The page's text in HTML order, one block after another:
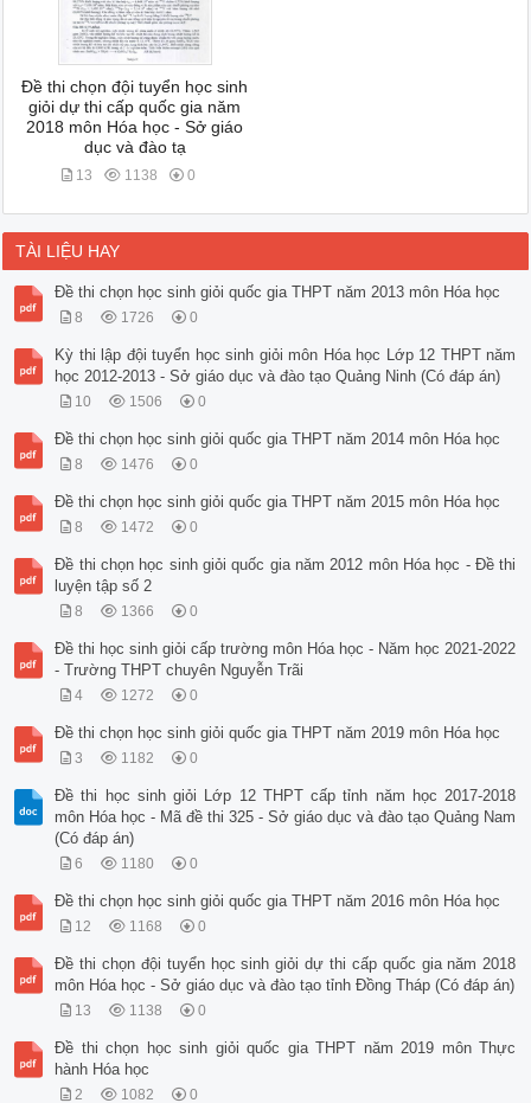
Đề thi chọn đội tuyển học sinh
giỏi dự thi cấp quốc gia năm
2018 môn Hóa học - Sở giáo
dục và đào tạ
13 1138 0
TÀI LIỆU HAY
Đề thi chọn học sinh giỏi quốc gia THPT năm 2013 môn Hóa học
8 1726 0
Kỳ thi lập đội tuyển học sinh giỏi môn Hóa học Lớp 12 THPT năm
học 2012-2013 - Sở giáo dục và đào tạo Quảng Ninh (Có đáp án)
10 1506 0
Đề thi chọn học sinh giỏi quốc gia THPT năm 2014 môn Hóa học
8 1476 0
Đề thi chọn học sinh giỏi quốc gia THPT năm 2015 môn Hóa học
8 1472 0
Đề thi chọn học sinh giỏi quốc gia năm 2012 môn Hóa học - Đề thi
luyện tập số 2
8 1366 0
Đề thi học sinh giỏi cấp trường môn Hóa học - Năm học 2021-2022
- Trường THPT chuyên Nguyễn Trãi
4 1272 0
Đề thi chọn học sinh giỏi quốc gia THPT năm 2019 môn Hóa học
3 1182 0
Đề thi học sinh giỏi Lớp 12 THPT cấp tỉnh năm học 2017-2018
môn Hóa học - Mã đề thi 325 - Sở giáo dục và đào tạo Quảng Nam
(Có đáp án)
6 1180 0
Đề thi chọn học sinh giỏi quốc gia THPT năm 2016 môn Hóa học
12 1168 0
Đề thi chọn đội tuyển học sinh giỏi dự thi cấp quốc gia năm 2018
môn Hóa học - Sở giáo dục và đào tạo tỉnh Đồng Tháp (Có đáp án)
13 1138 0
Đề thi chọn học sinh giỏi quốc gia THPT năm 2019 môn Thực
hành Hóa học
2 1082 0